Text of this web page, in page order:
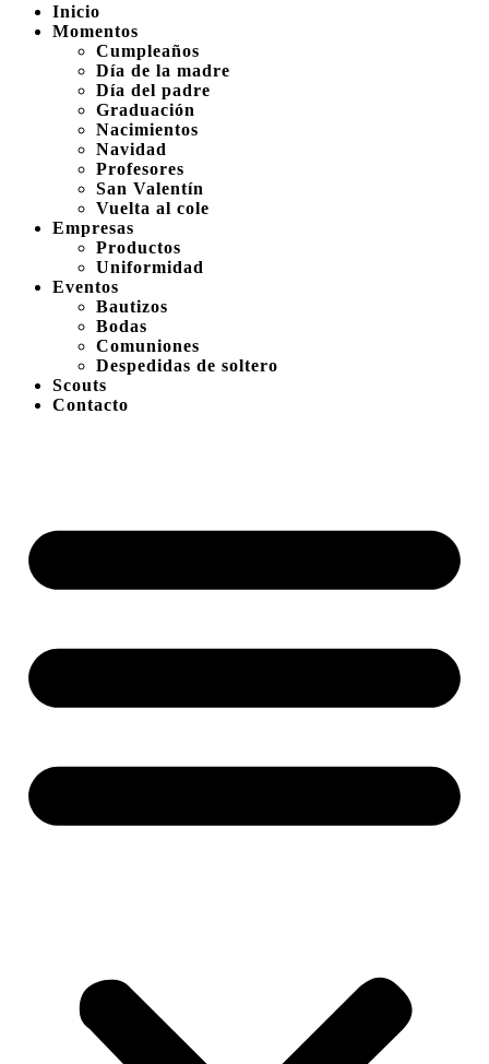
Inicio
Momentos
Cumpleaños
Día de la madre
Día del padre
Graduación
Nacimientos
Navidad
Profesores
San Valentín
Vuelta al cole
Empresas
Productos
Uniformidad
Eventos
Bautizos
Bodas
Comuniones
Despedidas de soltero
Scouts
Contacto